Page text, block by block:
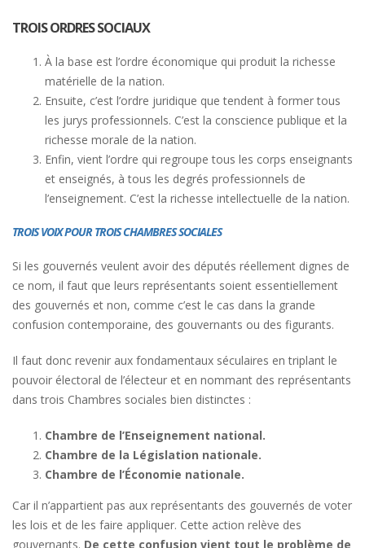
TROIS ORDRES SOCIAUX
À la base est l’ordre économique qui produit la richesse
matérielle de la nation.
Ensuite, c’est l’ordre juridique que tendent à former tous
les jurys professionnels. C’est la conscience publique et la
richesse morale de la nation.
Enfin, vient l’ordre qui regroupe tous les corps enseignants
et enseignés, à tous les degrés professionnels de
l’enseignement. C’est la richesse intellectuelle de la nation.
TROIS VOIX POUR TROIS CHAMBRES SOCIALES
Si les gouvernés veulent avoir des députés réellement dignes de
ce nom, il faut que leurs représentants soient essentiellement
des gouvernés et non, comme c’est le cas dans la grande
confusion contemporaine, des gouvernants ou des figurants.
Il faut donc revenir aux fondamentaux séculaires en triplant le
pouvoir électoral de l’électeur et en nommant des représentants
dans trois Chambres sociales bien distinctes :
Chambre de l’Enseignement national.
Chambre de la Législation nationale.
Chambre de l’Économie nationale.
Car il n’appartient pas aux représentants des gouvernés de voter
les lois et de les faire appliquer. Cette action relève des
gouvernants. De cette confusion vient tout le problème de